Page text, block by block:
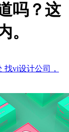
吗？这
。
找vi设计公司，